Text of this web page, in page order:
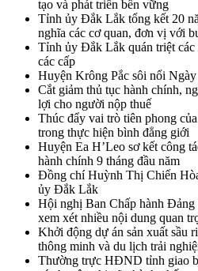
tạo và phát triển bền vững
Tỉnh ủy Đắk Lắk tổng kết 20
nghĩa các cơ quan, đơn vị với
Tỉnh ủy Đắk Lắk quán triệt các
các cấp
Huyện Krông Pắc sôi nổi
Cắt giảm thủ tục hành chính,
lợi cho người nộp thuế
Thúc đẩy vai trò tiên phong
trong thực hiện bình đẳng giới
Huyện Ea H’Leo sơ kết công
hành chính 9 tháng đầu năm
Đồng chí Huỳnh Thị Chiến
ủy Đắk Lắk
Hội nghị Ban Chấp hành
xem xét nhiều nội dung quan
Khởi động dự án sản xuất sầu
thông minh và du lịch trải
Thường trực HĐND tỉnh giao